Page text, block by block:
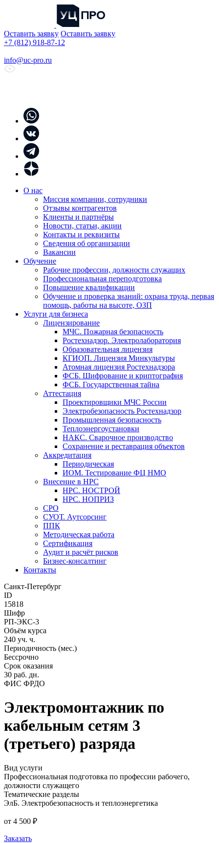
Оставить заявку Оставить заявку
+7 (812) 918-87-12
info@uc-pro.ru
О нас
Миссия компании, сотрудники
Отзывы контрагентов
Клиенты и партнёры
Новости, статьи, акции
Контакты и реквизиты
Сведения об организации
Вакансии
Обучение
Рабочие профессии, должности служащих
Профессиональная переподготовка
Повышение квалификации
Обучение и проверка знаний: охрана труда, первая
помощь, работы на высоте, ОЗП
Услуги для бизнеса
Лицензирование
МЧС. Пожарная безопасность
Ростехнадзор. Электролаборатория
Образовательная лицензия
КГИОП. Лицензия Минкультуры
Атомная лицензия Ростехнадзора
ФСБ. Шифрование и криптография
ФСБ. Государственная тайна
Аттестация
Проектировщики МЧС России
Электробезопасность Ростехнадзор
Промышленная безопасность
Теплоэнергоустановки
НАКС. Сварочное производство
Сохранение и реставрация объектов
Аккредитация
Периодическая
ИОМ. Тестирование ФЦ НМО
Внесение в НРС
НРС. НОСТРОЙ
НРС. НОПРИЗ
СРО
СУОТ. Аутсорсинг
ППК
Методическая работа
Сертификация
Аудит и расчёт рисков
Бизнес-консалтинг
Контакты
Санкт-Петербург
ID
15818
Шифр
РП-ЭКС-3
Объём курса
240 уч. ч.
Периодичность (мес.)
Бессрочно
Срок оказания
30 раб. дн.
ФИС ФРДО
Электромонтажник по
кабельным сетям 3
(третьего) разряда
Вид услуги
Профессиональная подготовка по профессии рабочего,
должности служащего
Тематические разделы
ЭлБ. Электробезопасность и теплоэнергетика
от 4 500 ₽
Заказать